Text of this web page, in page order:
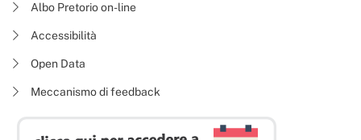
Albo Pretorio on-line
Accessibilità
Open Data
Meccanismo di feedback